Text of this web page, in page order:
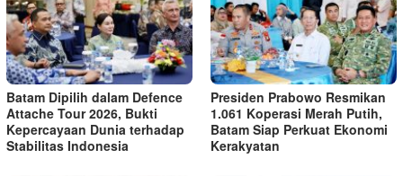
Batam Dipilih dalam Defence
Attache Tour 2026, Bukti
Kepercayaan Dunia terhadap
Stabilitas Indonesia
Presiden Prabowo Resmikan
1.061 Koperasi Merah Putih,
Batam Siap Perkuat Ekonomi
Kerakyatan